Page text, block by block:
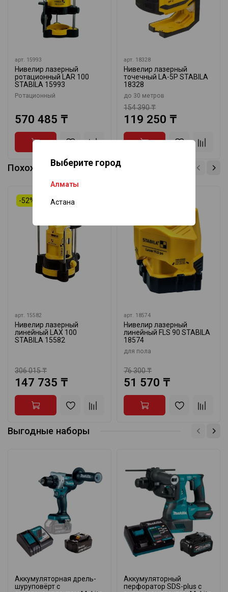
Выберите город
Алматы
Астана
арт. 15993
Нивелир лазерный
ротационный LAR 100
STABILA 15993
Ротационный
570 485 ₸
арт. 18328
Нивелир лазерный
точечный LA-5P STABILA
18328
до 30 метров
154 390 ₸
119 250 ₸
Похожие товары
-52%
арт. 15582
Нивелир лазерный
линейный LAX 100
STABILA 15582
306 015 ₸
147 735 ₸
арт. 18574
Нивелир лазерный
линейный FLS 90 STABILA
18574
для пола
76 300 ₸
51 570 ₸
Выгодные наборы
Аккумуляторная дрель-
шуруповёрт с
Аккумуляторный
перфоратор SDS-plus с